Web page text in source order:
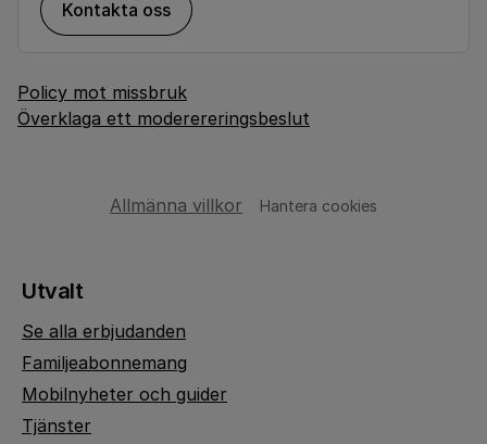
Kontakta oss
Policy mot missbruk
Överklaga ett moderereringsbeslut
Allmänna villkor Hantera cookies
Utvalt
Se alla erbjudanden
Familjeabonnemang
Mobilnyheter och guider
Tjänster